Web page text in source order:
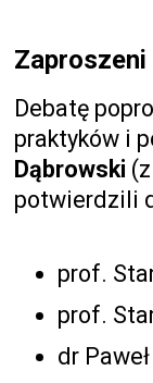
Debatę
praktyków i
Dąbrowski
potwierdzili
prof.
prof.
dr